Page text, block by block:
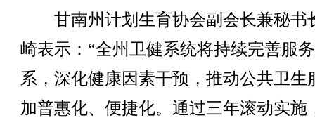
甘南州计划生育协会副会长兼秘书
崎表示：“全州卫健系统将持续完善服
系，深化健康因素干预，推动公共卫生
加普惠化、便捷化。通过三年滚动实施